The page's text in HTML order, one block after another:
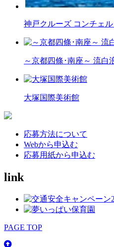
神戸クルーズ コンチェ
～京都四條･南座～ 流白
大塚国際美術館
応募方法について
Webから申込む
応募用紙から申込む
link
PAGE TOP